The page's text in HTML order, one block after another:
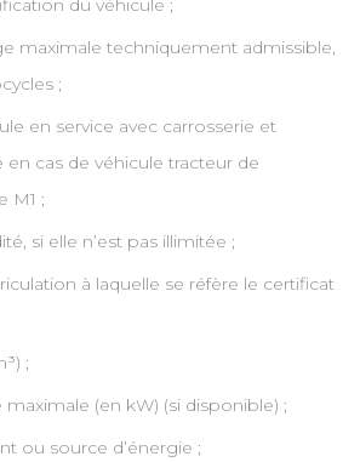
du véhicule ;
maximale techniquement admissible,
;
en service avec carrosserie et
en cas de véhicule tracteur de
M1 ;
si elle n’est pas illimitée ;
à laquelle se réfère le certificat
;
(en kW) (si disponible) ;
ou source d’énergie ;